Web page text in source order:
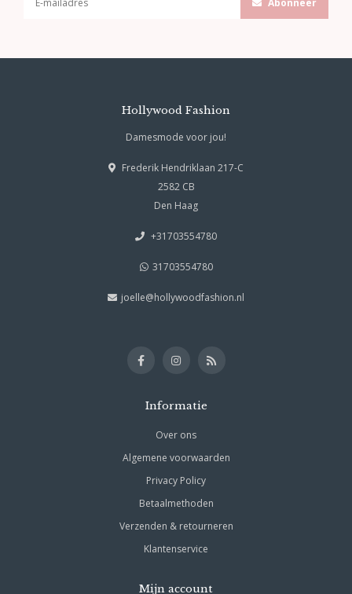
Abonneer
Hollywood Fashion
Damesmode voor jou!
Frederik Hendriklaan 217-C
2582 CB
Den Haag
+31703554780
31703554780
joelle@hollywoodfashion.nl
Informatie
Over ons
Algemene voorwaarden
Privacy Policy
Betaalmethoden
Verzenden & retourneren
Klantenservice
Mijn account